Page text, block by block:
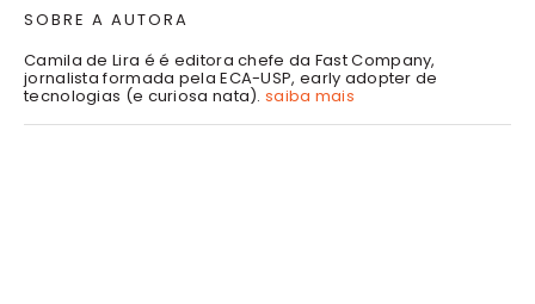
SOBRE A AUTORA
Camila de Lira é é editora chefe da Fast Company,
jornalista formada pela ECA-USP, early adopter de
tecnologias (e curiosa nata).saiba mais